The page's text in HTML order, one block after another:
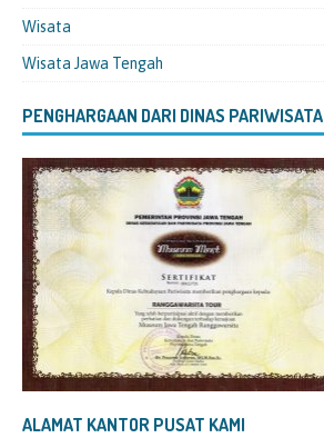
Wisata
Wisata Jawa Tengah
PENGHARGAAN DARI DINAS PARIWISATA
ALAMAT KANTOR PUSAT KAMI